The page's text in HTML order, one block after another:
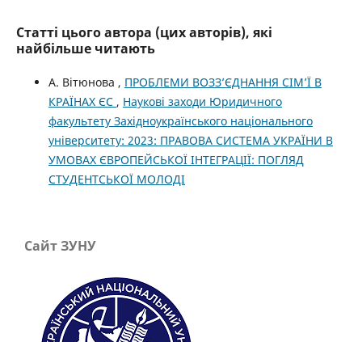
Статті цього автора (цих авторів), які
найбільше читають
А. Вітюнова , ПРОБЛЕМИ ВОЗЗʼЄДНАННЯ СІМʼЇ В
КРАЇНАХ ЄС , Наукові заходи Юридичного
факультету Західноукраїнського національного
університету: 2023: ПРАВОВА СИСТЕМА УКРАЇНИ В
УМОВАХ ЄВРОПЕЙСЬКОЇ ІНТЕГРАЦІЇ: ПОГЛЯД
СТУДЕНТСЬКОЇ МОЛОДІ
Сайт ЗУНУ